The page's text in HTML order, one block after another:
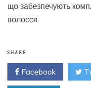
що забезпечують
волосся.
SHARE
Facebook